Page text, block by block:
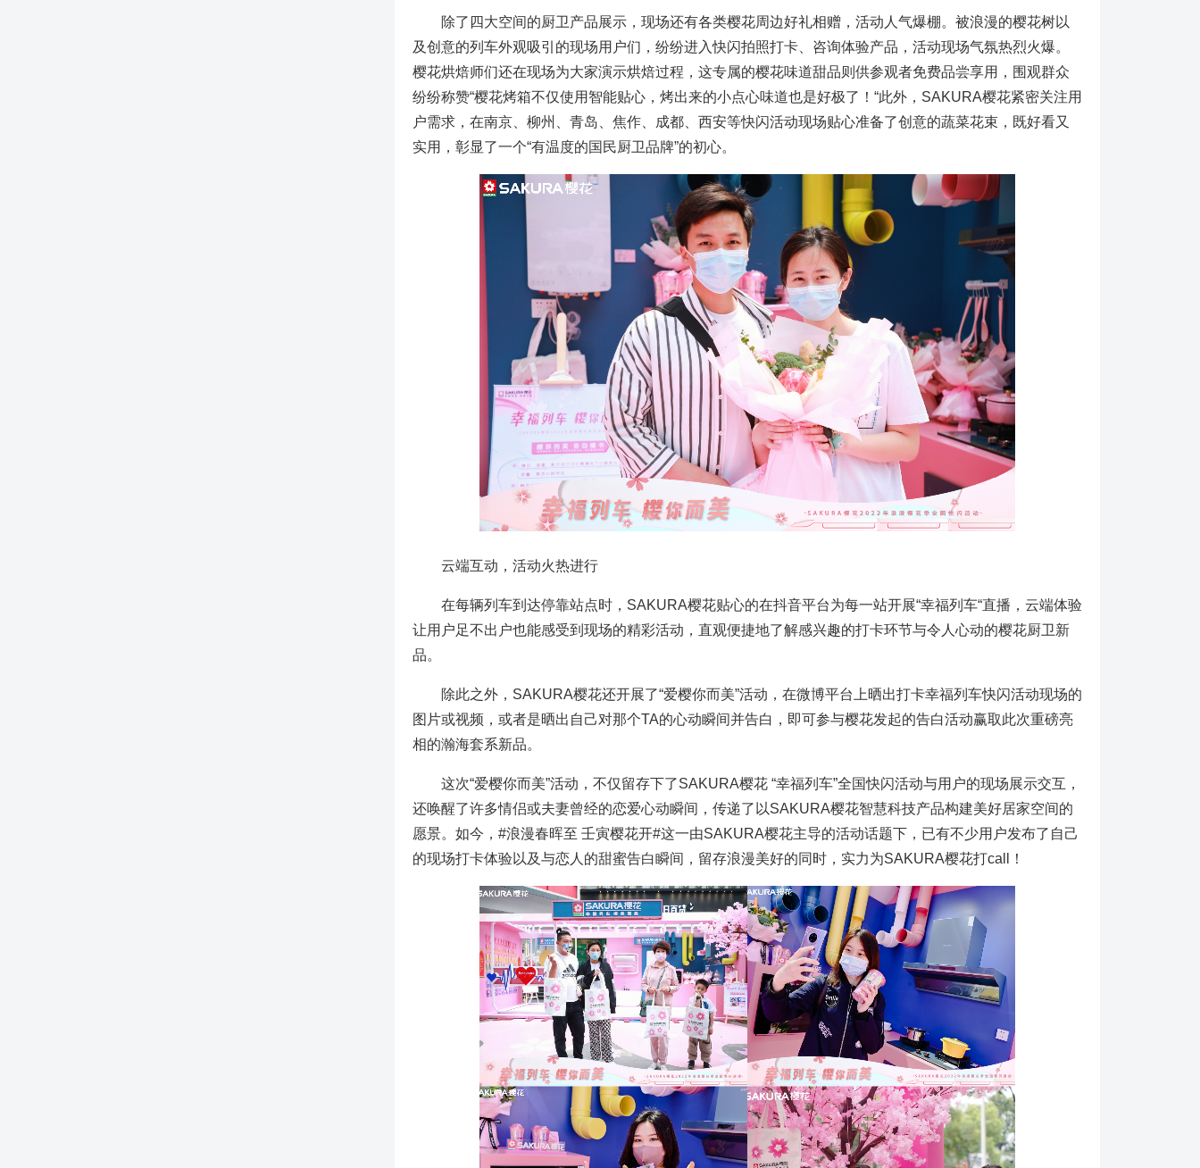
除了四大空间的厨卫产品展示，现场还有各类樱花周边好礼相赠，活动人气爆棚。被浪漫的樱花树以
及创意的列车外观吸引的现场用户们，纷纷进入快闪拍照打卡、咨询体验产品，活动现场气氛热烈火爆。
樱花烘焙师们还在现场为大家演示烘焙过程，这专属的樱花味道甜品则供参观者免费品尝享用，围观群众
纷纷称赞“樱花烤箱不仅使用智能贴心，烤出来的小点心味道也是好极了！“此外，SAKURA樱花紧密关注用
户需求，在南京、柳州、青岛、焦作、成都、西安等快闪活动现场贴心准备了创意的蔬菜花束，既好看又
实用，彰显了一个“有温度的国民厨卫品牌”的初心。
云端互动，活动火热进行
在每辆列车到达停靠站点时，SAKURA樱花贴心的在抖音平台为每一站开展“幸福列车“直播，云端体验
让用户足不出户也能感受到现场的精彩活动，直观便捷地了解感兴趣的打卡环节与令人心动的樱花厨卫新
品。
除此之外，SAKURA樱花还开展了“爱樱你而美”活动，在微博平台上晒出打卡幸福列车快闪活动现场的
图片或视频，或者是晒出自己对那个TA的心动瞬间并告白，即可参与樱花发起的告白活动赢取此次重磅亮
相的瀚海套系新品。
这次“爱樱你而美”活动，不仅留存下了SAKURA樱花 “幸福列车”全国快闪活动与用户的现场展示交互，
还唤醒了许多情侣或夫妻曾经的恋爱心动瞬间，传递了以SAKURA樱花智慧科技产品构建美好居家空间的
愿景。如今，#浪漫春晖至 壬寅樱花开#这一由SAKURA樱花主导的活动话题下，已有不少用户发布了自己
的现场打卡体验以及与恋人的甜蜜告白瞬间，留存浪漫美好的同时，实力为SAKURA樱花打call！